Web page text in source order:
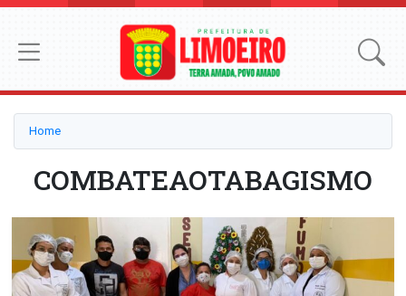
Home
COMBATEAOTABAGISMO